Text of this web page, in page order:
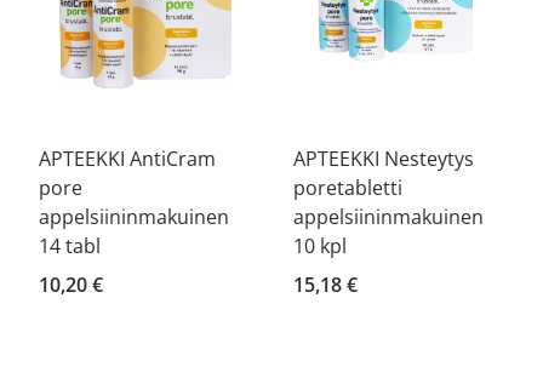
APTEEKKI AntiCram
pore
appelsiininmakuinen
14 tabl
10,20 €
APTEEKKI Nesteytys
poretabletti
appelsiininmakuinen
10 kpl
15,18 €